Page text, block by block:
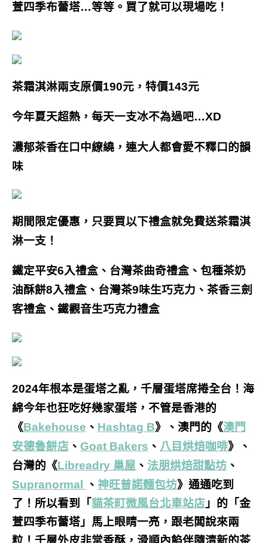
萱四季布蕾塔…等等。買了就可以現場吃！
茶霜淇淋兩支原價190元，特價143元
今年夏天超熱，每天一支冰不為過吧…XD
濃郁茶香在口中繚繞，連大人都會愛不釋口的韻
味
期間限定優惠，只要買以下禮盒就免費送茶霜淇
淋一支！
鐵定平安6入禮盒、台灣茶曲奇禮盒、包種茶奶
油酥餅8入禮盒、台灣茶9味生巧克力、茶香三劍
客禮盒、鐵觀音生巧克力禮盒
2024年根本是蛋塔之亂，千層蛋塔席捲全台！海
綿今年也狂吃好幾家蛋塔，不管是香港的
《Bakehouse 、 Hashtag B》、澳門的《澳門
安德魯餅店 、 Goat Bakers 、 八目烘焙咖啡》、
台灣的《Libreadry 巢屋 、 法朋烘焙甜點坊 、
Supranormal 、 神旺普諾麵包坊》通通吃到
了！所以看到
「貓茶町微風台北車站店 」 的「金
萱四季布蕾塔」馬上眼睛一亮，跟老闆說來兩
粒！千層外皮非常香酥，滑順內餡伴隨清新的茶